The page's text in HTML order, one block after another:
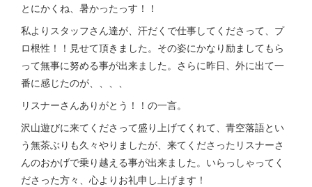
とにかくね、暑かったっす！！
私よりスタッフさん達が、汗だくで仕事してくださって、プ
ロ根性！！見せて頂きました。その姿にかなり励ましてもら
って無事に努める事が出来ました。さらに昨日、外に出て一
番に感じたのが、、、、
リスナーさんありがとう！！の一言。
沢山遊びに来てくださって盛り上げてくれて、青空落語とい
う無茶ぶりも久々やりましたが、来てくださったリスナーさ
んのおかげで乗り越える事が出来ました。いらっしゃってく
ださった方々、心よりお礼申し上げます！